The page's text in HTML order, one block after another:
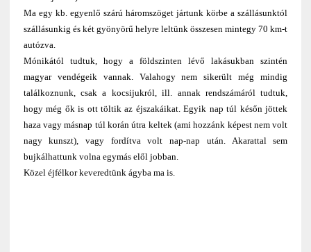
Ma egy kb. egyenlő szárú háromszöget jártunk körbe a szállásunktól
szállásunkig és két gyönyörű helyre leltünk összesen mintegy 70 km-t
autózva.
Mónikától tudtuk, hogy a földszinten lévő lakásukban szintén
magyar vendégeik vannak. Valahogy nem sikerült még mindig
találkoznunk, csak a kocsijukról, ill. annak rendszámáról tudtuk,
hogy még ők is ott töltik az éjszakáikat. Egyik nap túl későn jöttek
haza vagy másnap túl korán útra keltek (ami hozzánk képest nem volt
nagy kunszt), vagy fordítva volt nap-nap után. Akarattal sem
bujkálhattunk volna egymás elől jobban.
Közel éjfélkor keveredtünk ágyba ma is.